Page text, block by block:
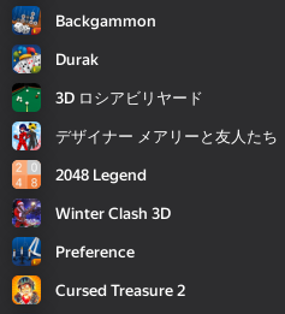
Backgammon
Durak
3D ロシアビリヤード
デザイナー メアリーと友人たち
2048 Legend
Winter Clash 3D
Preference
Cursed Treasure 2